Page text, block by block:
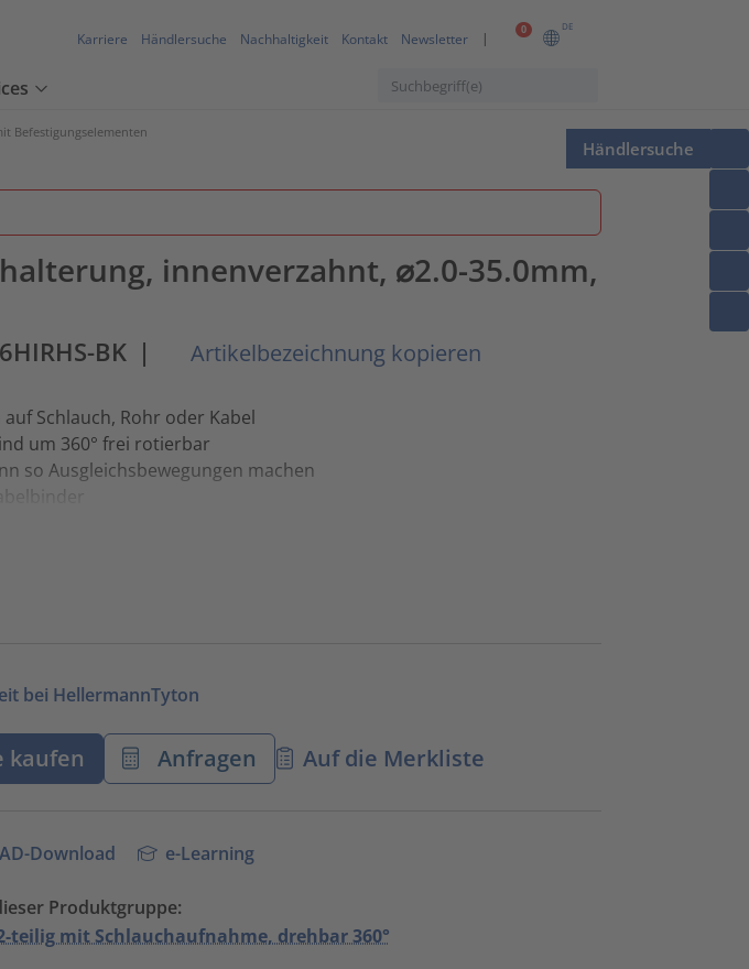
0 DE
Karriere Händlersuche Nachhaltigkeit Kontakt Newsletter
Händlersuche
Befestigungselementen
innenverzahnt, ⌀2.0-35.0mm,
BK | Artikelbezeichnung kopieren
Schlauch, Rohr oder Kabel
um 360° frei rotierbar
so Ausgleichsbewegungen machen
bei HellermannTyton
kaufen Anfragen Auf die Merkliste
Download e-Learning
Produktgruppe:
teilig mit Schlauchaufnahme, drehbar 360°